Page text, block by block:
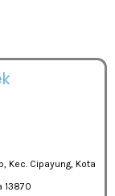
Kec. Cipayung, Kota
13870